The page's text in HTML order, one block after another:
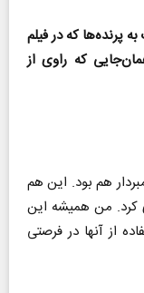
که در فیلم
که راوی از
هم بود. این هم
کرد. من همیشه این
از آنها در فرصتی